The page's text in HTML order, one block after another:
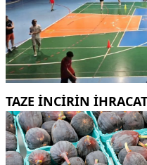
TAZE INCIRIN